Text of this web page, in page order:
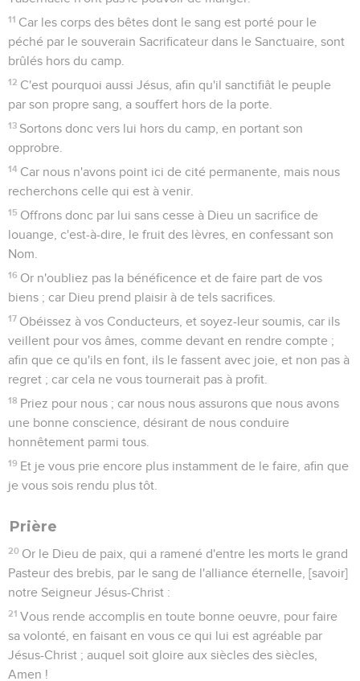
11 Car les corps des bêtes dont le sang est porté pour le
péché par le souverain Sacrificateur dans le Sanctuaire, sont
brûlés hors du camp.
12 C'est pourquoi aussi Jésus, afin qu'il sanctifiât le peuple
par son propre sang, a souffert hors de la porte.
13 Sortons donc vers lui hors du camp, en portant son
opprobre.
14 Car nous n'avons point ici de cité permanente, mais nous
recherchons celle qui est à venir.
15 Offrons donc par lui sans cesse à Dieu un sacrifice de
louange, c'est-à-dire, le fruit des lèvres, en confessant son
Nom.
16 Or n'oubliez pas la bénéficence et de faire part de vos
biens ; car Dieu prend plaisir à de tels sacrifices.
17 Obéissez à vos Conducteurs, et soyez-leur soumis, car ils
veillent pour vos âmes, comme devant en rendre compte ;
afin que ce qu'ils en font, ils le fassent avec joie, et non pas à
regret ; car cela ne vous tournerait pas à profit.
18 Priez pour nous ; car nous nous assurons que nous avons
une bonne conscience, désirant de nous conduire
honnêtement parmi tous.
19 Et je vous prie encore plus instamment de le faire, afin que
je vous sois rendu plus tôt.
Prière
20 Or le Dieu de paix, qui a ramené d'entre les morts le grand
Pasteur des brebis, par le sang de l'alliance éternelle, [savoir]
notre Seigneur Jésus-Christ :
21 Vous rende accomplis en toute bonne oeuvre, pour faire
sa volonté, en faisant en vous ce qui lui est agréable par
Jésus-Christ ; auquel soit gloire aux siècles des siècles,
Amen !